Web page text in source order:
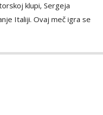
klupi, Sergeja
Italiji. Ovaj meč igra se